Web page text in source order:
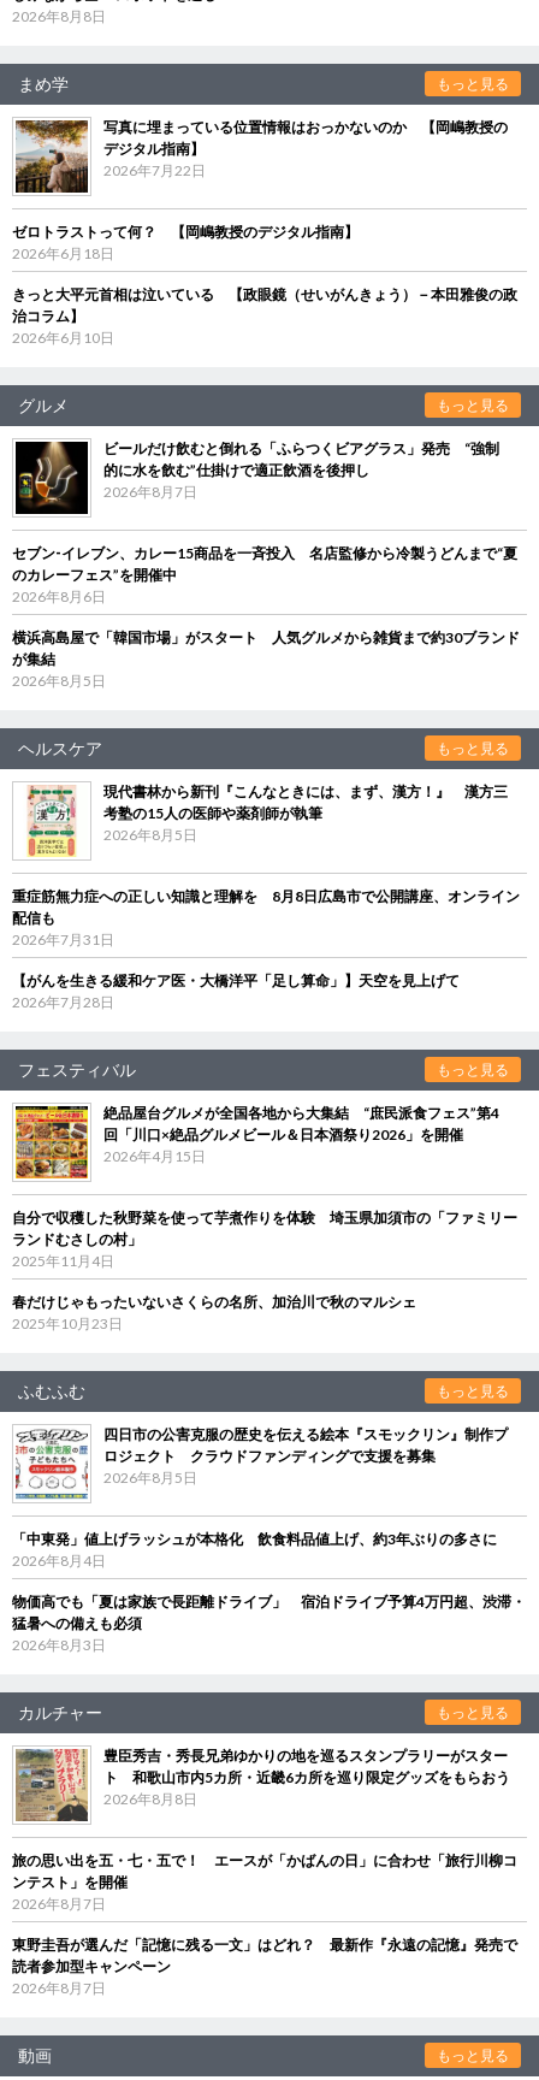
2026年8月8日
まめ学 もっと見る
写真に埋まっている位置情報はおっかないのか 【岡嶋教授の
デジタル指南】
2026年7月22日
ゼロトラストって何？ 【岡嶋教授のデジタル指南】
2026年6月18日
きっと大平元首相は泣いている 【政眼鏡（せいがんきょう）－本田雅俊の政
治コラム】
2026年6月10日
グルメ もっと見る
ビールだけ飲むと倒れる「ふらつくビアグラス」発売 “強制
的に水を飲む”仕掛けで適正飲酒を後押し
2026年8月7日
セブン‐イレブン、カレー15商品を一斉投入 名店監修から冷製うどんまで“夏
のカレーフェス”を開催中
2026年8月6日
横浜高島屋で「韓国市場」がスタート 人気グルメから雑貨まで約30ブランド
が集結
2026年8月5日
ヘルスケア もっと見る
現代書林から新刊『こんなときには、まず、漢方！』 漢方三
考塾の15人の医師や薬剤師が執筆
2026年8月5日
重症筋無力症への正しい知識と理解を 8月8日広島市で公開講座、オンライン
配信も
2026年7月31日
【がんを生きる緩和ケア医・大橋洋平「足し算命」】天空を見上げて
2026年7月28日
フェスティバル もっと見る
絶品屋台グルメが全国各地から大集結 “庶民派食フェス”第4
回「川口×絶品グルメビール＆日本酒祭り2026」を開催
2026年4月15日
自分で収穫した秋野菜を使って芋煮作りを体験 埼玉県加須市の「ファミリー
ランドむさしの村」
2025年11月4日
春だけじゃもったいないさくらの名所、加治川で秋のマルシェ
2025年10月23日
ふむふむ もっと見る
四日市の公害克服の歴史を伝える絵本『スモックリン』制作プ
ロジェクト クラウドファンディングで支援を募集
2026年8月5日
「中東発」値上げラッシュが本格化 飲食料品値上げ、約3年ぶりの多さに
2026年8月4日
物価高でも「夏は家族で長距離ドライブ」 宿泊ドライブ予算4万円超、渋滞・
猛暑への備えも必須
2026年8月3日
カルチャー もっと見る
豊臣秀吉・秀長兄弟ゆかりの地を巡るスタンプラリーがスター
ト 和歌山市内5カ所・近畿6カ所を巡り限定グッズをもらおう
2026年8月8日
旅の思い出を五・七・五で！ エースが「かばんの日」に合わせ「旅行川柳コ
ンテスト」を開催
2026年8月7日
東野圭吾が選んだ「記憶に残る一文」はどれ？ 最新作『永遠の記憶』発売で
読者参加型キャンペーン
2026年8月7日
動画 もっと見る